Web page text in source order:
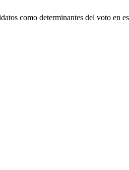
como determinantes del voto en